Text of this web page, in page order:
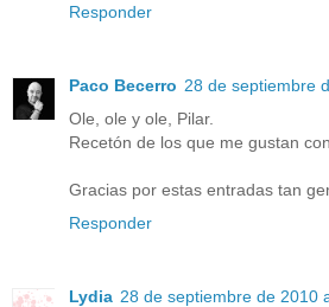
Responder
Paco Becerro 28 de septiembre
Ole, ole y ole, Pilar.
Recetón de los que me gustan
Gracias por estas entradas tan
Responder
Lydia 28 de septiembre de 2010